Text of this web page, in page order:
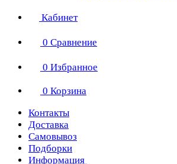
Кабинет
0 Сравнение
0 Избранное
0 Корзина
Контакты
Доставка
Самовывоз
Подборки
Информация